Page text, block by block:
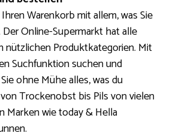
Warenkorb mit allem, was Sie
Der Online-Supermarkt hat alle
nützlichen Produktkategorien. Mit
Suchfunktion suchen und
ohne Mühe alles, was du
Trockenobst bis Pils von vielen
Marken wie today & Hella